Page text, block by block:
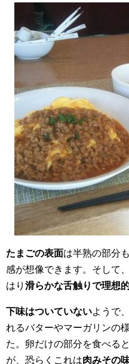
たまごの表面は半熟の部分
感が想像できます。そして
はり 滑らかな舌触りで理想
下味はついていないようで
れるバターやマーガリンの
た。卵だけの部分を食べる
が、恐らくこれは肉みその